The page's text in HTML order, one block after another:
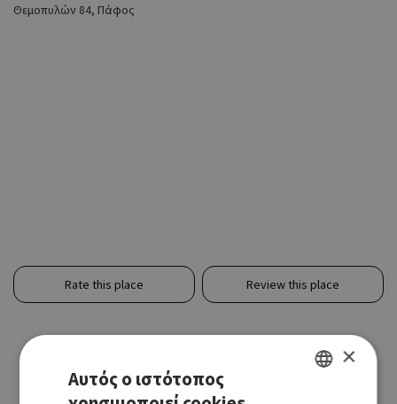
Θεμοπυλών 84, Πάφος
Rate this place Review this place
×
Αυτός ο ιστότοπος